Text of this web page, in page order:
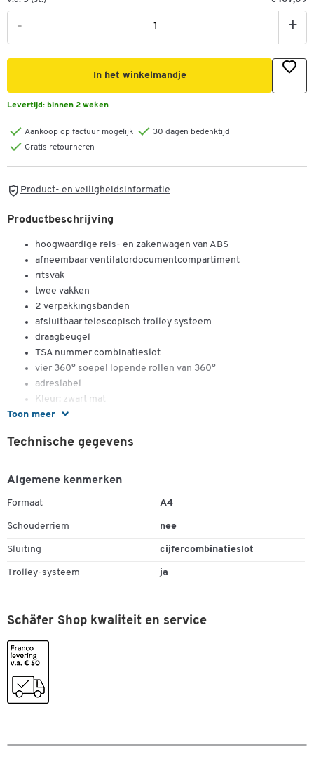
- +
In het winkelmandje
Levertijd: binnen 2 weken
Aankoop op factuur mogelijk
30 dagen bedenktijd
Gratis retourneren
Product- en veiligheidsinformatie
Toon meer
Productbeschrijving
hoogwaardige reis- en zakenwagen van ABS
afneembaar ventilatordocumentcompartiment
ritsvak
twee vakken
2 verpakkingsbanden
afsluitbaar telescopisch trolley systeem
draagbeugel
TSA nummer combinatieslot
vier 360° soepel lopende rollen van 360°
adreslabel
Kleur: zwart mat
Binnenafmetingen: ca. B 405 x D 200 x D 200 x H 370 mm.
Hoogte van de telescopische stangen: ca. 1020 mm.
Technische gegevens
Algemene kenmerken
Formaat A4
Schouderriem nee
Sluiting cijfercombinatieslot
Trolley-systeem ja
Schäfer Shop kwaliteit en service